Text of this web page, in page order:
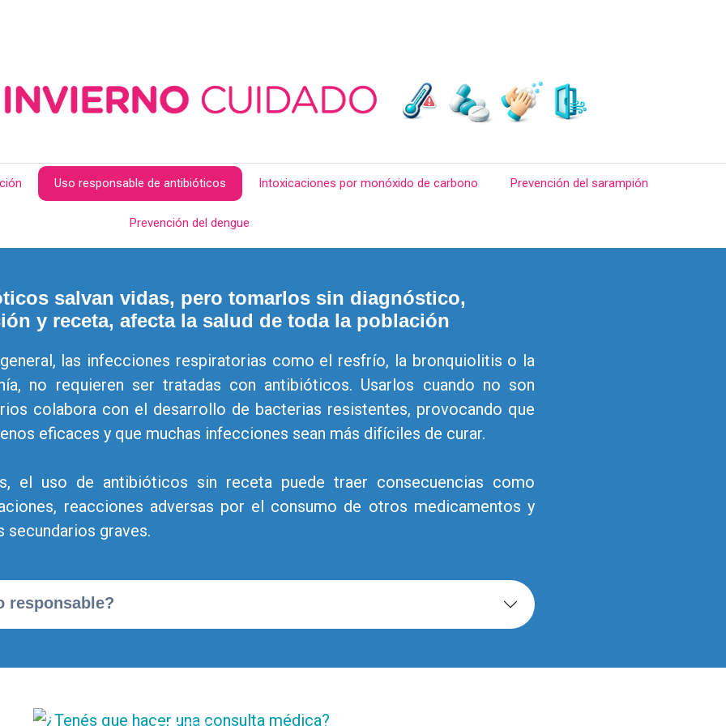
Uso responsable de antibióticos Intoxicaciones por monóxido de carbono Prevención del sarampión
Prevención del dengue
salvan vidas, pero tomarlos sin diagnóstico,
y receta, afecta la salud de toda la población
las infecciones respiratorias como el resfrío, la bronquiolitis o la
no requieren ser tratadas con antibióticos. Usarlos cuando no son
colabora con el desarrollo de bacterias resistentes, provocando que
eficaces y que muchas infecciones sean más difíciles de curar.
el uso de antibióticos sin receta puede traer consecuencias como
reacciones adversas por el consumo de otros medicamentos y
secundarios graves.
responsable?